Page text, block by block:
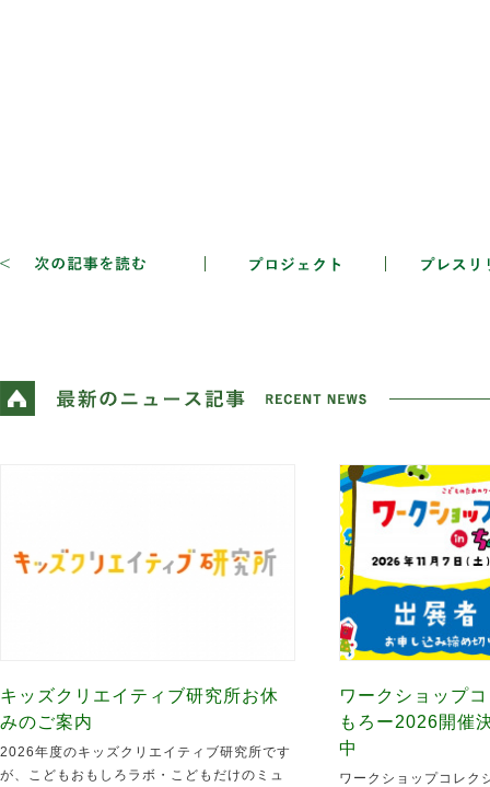
キッズクリエイティブ研究所お休
みのご案内
2026年度のキッズクリエイティブ研究所です
が、こどもおもしろラボ・こどもだけのミュ
ワークショップ
もろー2026開催
中
ワークショップコレク